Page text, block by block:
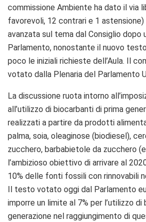
commissione Ambiente ha dato il via
favorevoli, 12 contrari e 1
avanzata sul tema dal Consiglio dopo
Parlamento, nonostante il nuovo
poco le iniziali richieste dell’Aula. Il
votato dalla Plenaria del Parlamento
La discussione ruota intorno
all’utilizzo di biocarbanti di prima
realizzati a partire da prodotti
palma, soia, oleaginose (biodiesel),
zucchero, barbabietole da zucchero
l’ambizioso obiettivo di arrivare al
10% delle fonti fossili con rinnovabili
Il testo votato oggi dal Parlamento
imporre un limite al 7% per l’utilizzo di
generazione nel raggiungimento di